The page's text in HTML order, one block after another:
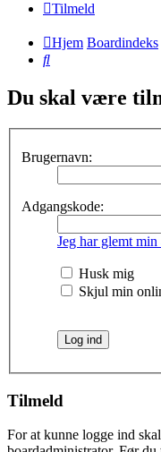
Tilmeld
Hjem Boardindeks
Søg
Du skal være
Brugernavn:
Adgangskode:
Jeg har glemt min
Husk mig
Skjul min
Tilmeld
For at kunne logge ind